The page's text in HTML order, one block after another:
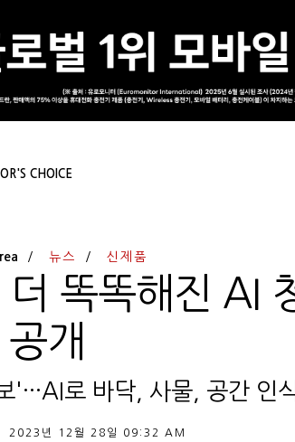
CHOICE
뉴스 신제품
똑똑해진 AI
공개
'···AI로 바닥, 사물, 공간 인
2023년 12월 28일 09:32 AM